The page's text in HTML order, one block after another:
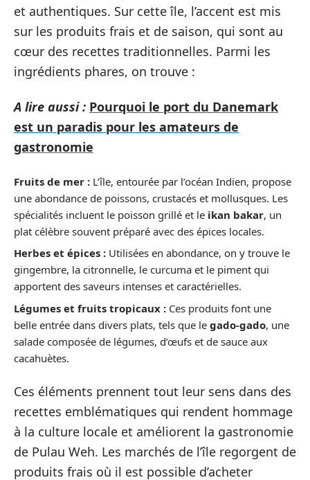
et authentiques. Sur cette île, l’accent est mis
sur les produits frais et de saison, qui sont au
cœur des recettes traditionnelles. Parmi les
ingrédients phares, on trouve :
A lire aussi : Pourquoi le port du Danemark
est un paradis pour les amateurs de
gastronomie
Fruits de mer : L’île, entourée par l’océan Indien, propose
une abondance de poissons, crustacés et mollusques. Les
spécialités incluent le poisson grillé et le ikan bakar, un
plat célèbre souvent préparé avec des épices locales.
Herbes et épices : Utilisées en abondance, on y trouve le
gingembre, la citronnelle, le curcuma et le piment qui
apportent des saveurs intenses et caractérielles.
Légumes et fruits tropicaux : Ces produits font une
belle entrée dans divers plats, tels que le gado-gado, une
salade composée de légumes, d’œufs et de sauce aux
cacahuètes.
Ces éléments prennent tout leur sens dans des
recettes emblématiques qui rendent hommage
à la culture locale et améliorent la gastronomie
de Pulau Weh. Les marchés de l’île regorgent de
produits frais où il est possible d’acheter